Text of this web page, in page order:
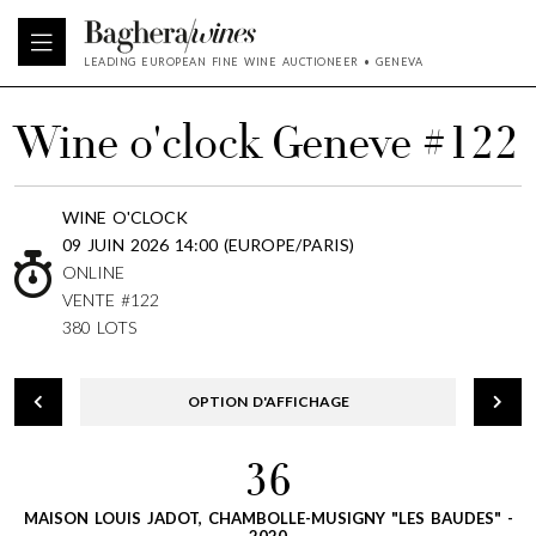
LEADING EUROPEAN FINE WINE AUCTIONEER • GENEVA
Wine o'clock Geneve #122
WINE O'CLOCK
09 JUIN 2026 14:00 (EUROPE/PARIS)
ONLINE
VENTE #122
380 LOTS
OPTION D'AFFICHAGE
36
MAISON LOUIS JADOT, CHAMBOLLE-MUSIGNY "LES BAUDES" -